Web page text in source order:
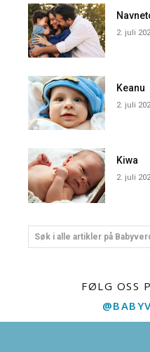
2. juli
Keanu
2. juli
Kiwa
2. juli
Søk i alle artikler på
FØLG OSS